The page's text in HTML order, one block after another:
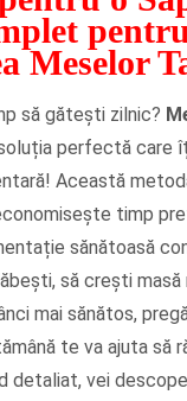
pentru
Meselor
să gătești zilnic?
perfectă care
Această
timp
sănătoasă
să crești masă
mai sănătos,
te va ajuta să
detaliat, vei